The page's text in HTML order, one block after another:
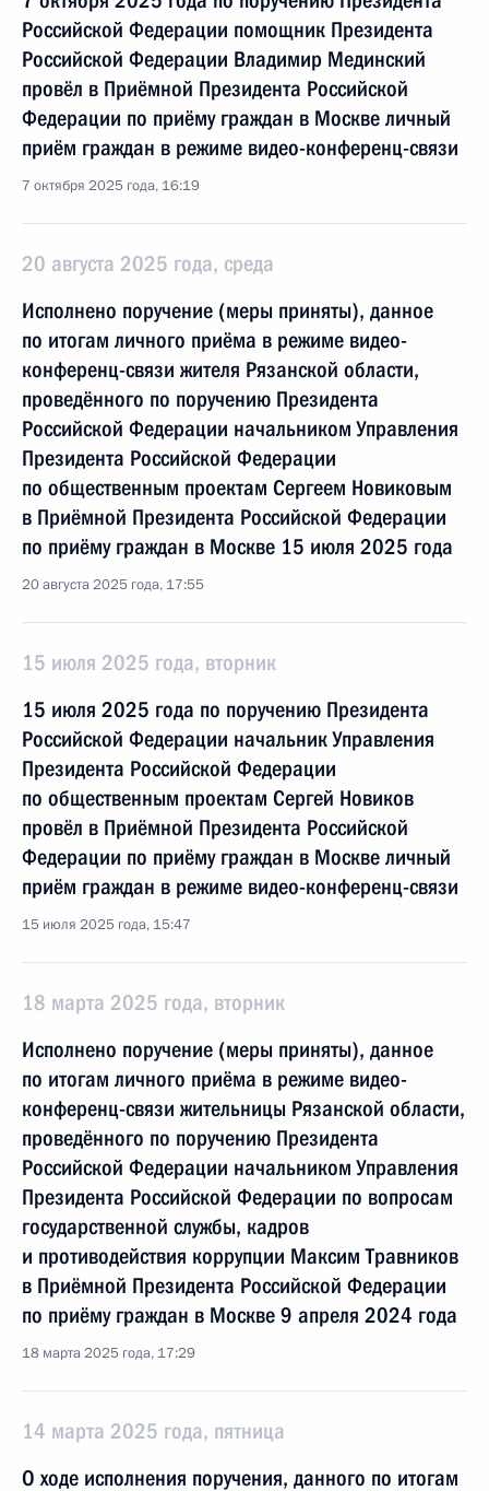
Российской Федерации помощник Президента
Российской Федерации Владимир Мединский
провёл в Приёмной Президента Российской
Федерации по приёму граждан в Москве личный
приём граждан в режиме видео-конференц-связи
7 октября 2025 года, 16:19
20 августа 2025 года, среда
Исполнено поручение (меры приняты), данное
по итогам личного приёма в режиме видео-
конференц-связи жителя Рязанской области,
проведённого по поручению Президента
Российской Федерации начальником Управления
Президента Российской Федерации
по общественным проектам Сергеем Новиковым
в Приёмной Президента Российской Федерации
по приёму граждан в Москве 15 июля 2025 года
20 августа 2025 года, 17:55
15 июля 2025 года, вторник
15 июля 2025 года по поручению Президента
Российской Федерации начальник Управления
Президента Российской Федерации
по общественным проектам Сергей Новиков
провёл в Приёмной Президента Российской
Федерации по приёму граждан в Москве личный
приём граждан в режиме видео-конференц-связи
15 июля 2025 года, 15:47
18 марта 2025 года, вторник
Исполнено поручение (меры приняты), данное
по итогам личного приёма в режиме видео-
конференц-связи жительницы Рязанской области,
проведённого по поручению Президента
Российской Федерации начальником Управления
Президента Российской Федерации по вопросам
государственной службы, кадров
и противодействия коррупции Максим Травников
в Приёмной Президента Российской Федерации
по приёму граждан в Москве 9 апреля 2024 года
18 марта 2025 года, 17:29
14 марта 2025 года, пятница
О ходе исполнения поручения, данного по итогам